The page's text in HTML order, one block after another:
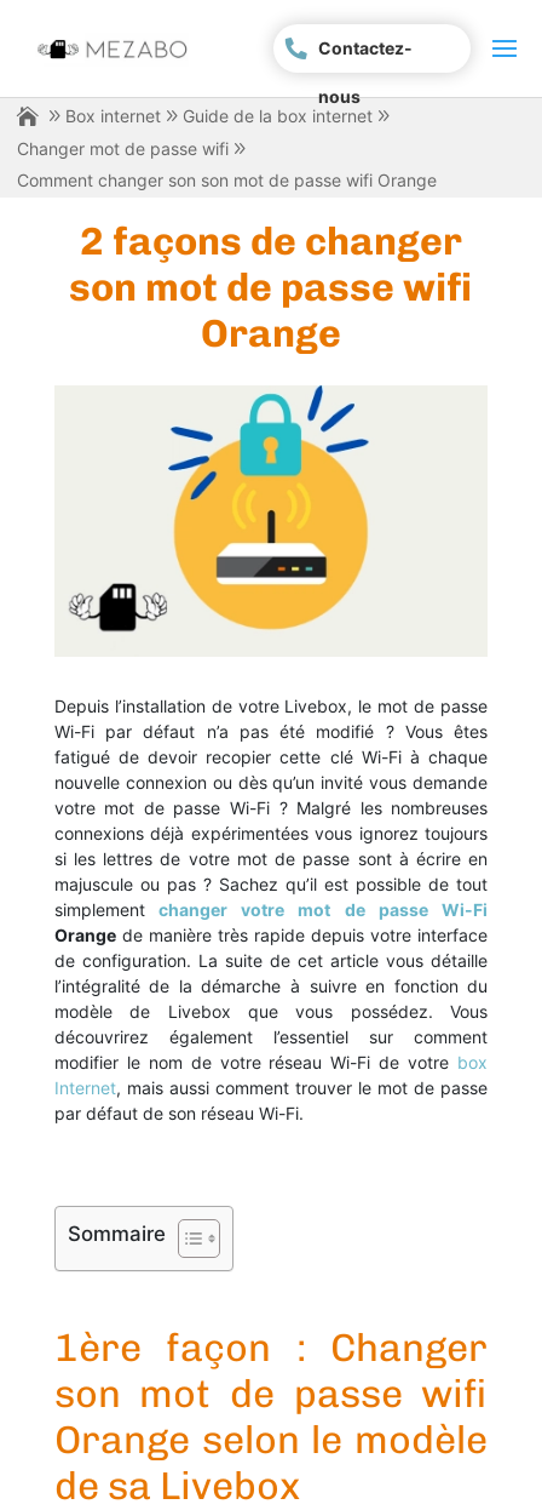
Contactez-
nous
Box internet
Guide de la box internet
Changer mot de passe wifi
Comment changer son son mot de passe wifi Orange
2 façons de changer
son mot de passe wifi
Orange
Depuis l’installation de votre Livebox, le mot de passe
Wi-Fi par défaut n’a pas été modifié ? Vous êtes
fatigué de devoir recopier cette clé Wi-Fi à chaque
nouvelle connexion ou dès qu’un invité vous demande
votre mot de passe Wi-Fi ? Malgré les nombreuses
connexions déjà expérimentées vous ignorez toujours
si les lettres de votre mot de passe sont à écrire en
majuscule ou pas ? Sachez qu’il est possible de tout
simplementchanger votre mot de passe Wi-Fi
Orangede manière très rapide depuis votre interface
de configuration. La suite de cet article vous détaille
l’intégralité de la démarche à suivre en fonction du
modèle de Livebox que vous possédez. Vous
découvrirez également l’essentiel sur comment
modifier le nom de votre réseau Wi-Fi de votre box
Internet, mais aussi comment trouver le mot de passe
par défaut de son réseau Wi-Fi.
Sommaire
1ère façon : Changer
son mot de passe wifi
Orange selon le modèle
de sa Livebox